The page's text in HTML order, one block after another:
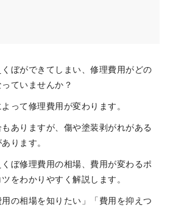
ぼができてしまい、修理費用がどの
ていませんか？
って修理費用が変わります。
ありますが、傷や塗装剥がれがある
ります。
ぼ修理費用の相場、費用が変わるポ
をわかりやすく解説します。
用の相場を知りたい」「費用を抑えつ